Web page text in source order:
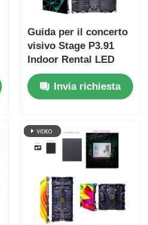
Guida per il concerto
visivo Stage P3.91
Indoor Rental LED
Display for Tours,
Quick Lock Dual
Backup
Invia richiesta